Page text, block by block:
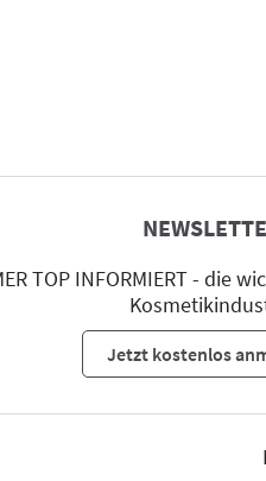
TOP INFORMIERT - die
Jetzt kostenlos